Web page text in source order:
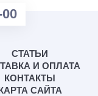
СТАТЬИ
И ОПЛАТА
КОНТАКТЫ
САЙТА